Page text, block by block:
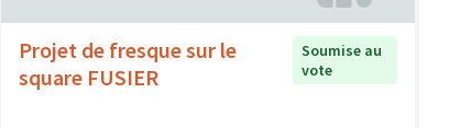
Projet de fresque sur le
square FUSIER
Soumise au
vote